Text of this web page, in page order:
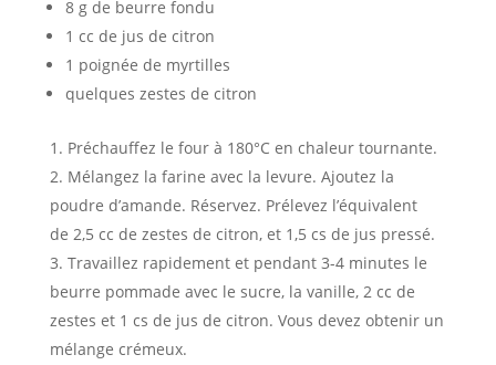
8 g de beurre fondu
1 cc de jus de citron
1 poignée de myrtilles
quelques zestes de citron
Préchauffez le four à 180°C en chaleur tournante.
Mélangez la farine avec la levure. Ajoutez la
poudre d’amande. Réservez. Prélevez l’équivalent
de 2,5 cc de zestes de citron, et 1,5 cs de jus pressé.
Travaillez rapidement et pendant 3-4 minutes le
beurre pommade avec le sucre, la vanille, 2 cc de
zestes et 1 cs de jus de citron. Vous devez obtenir un
mélange crémeux.